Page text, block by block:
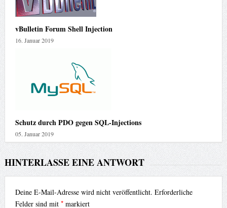
vBulletin Forum Shell Injection
16. Januar 2019
Schutz durch PDO gegen SQL-Injections
05. Januar 2019
HINTERLASSE EINE ANTWORT
Deine E-Mail-Adresse wird nicht veröffentlicht. Erforderliche
Felder sind mit *markiert